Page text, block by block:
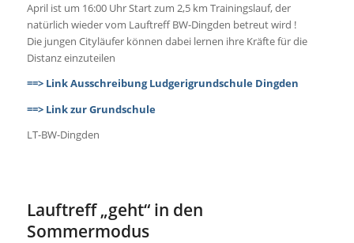
April ist um 16:00 Uhr Start zum 2,5 km Trainingslauf, der
natürlich wieder vom Lauftreff BW-Dingden betreut wird !
Die jungen Cityläufer können dabei lernen ihre Kräfte für die
Distanz einzuteilen
==> Link Ausschreibung Ludgerigrundschule Dingden
==> Link zur Grundschule
LT-BW-Dingden
Lauftreff „geht“ in den
Sommermodus